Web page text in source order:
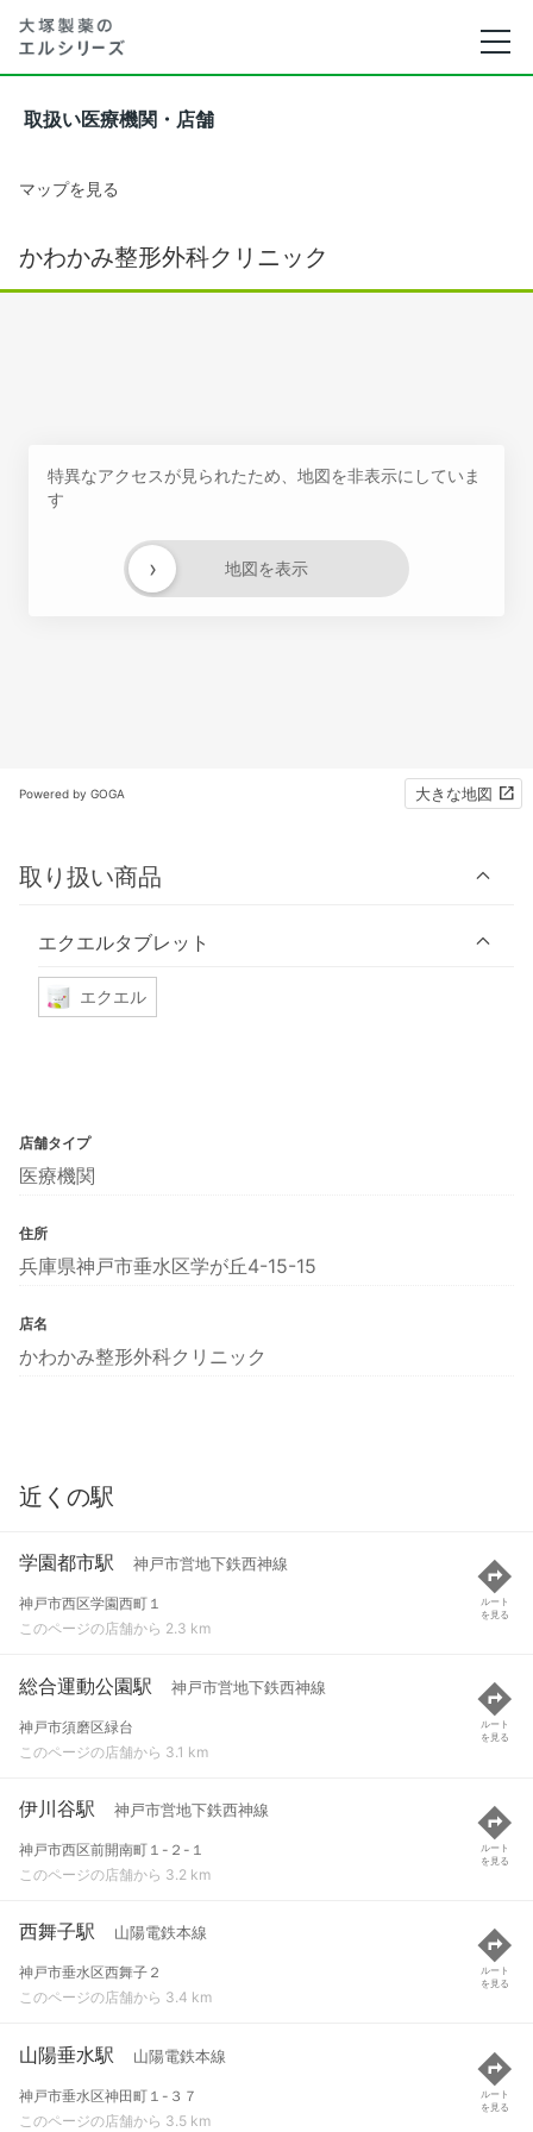
取扱い医療機関・店舗
マップを見る
かわかみ整形外科クリニック
特異なアクセスが見られたため、地図を非表示にしていま
す
地図を表示
›
Powered by GOGA 大きな地図
取り扱い商品
エクエルタブレット
エクエル
店舗タイプ
医療機関
住所
兵庫県神戸市垂水区学が丘4-15-15
店名
かわかみ整形外科クリニック
近くの駅
学園都市駅 神戸市営地下鉄西神線
神戸市西区学園西町１
このページの店舗から 2.3 km
ルート
を見る
総合運動公園駅 神戸市営地下鉄西神線
神戸市須磨区緑台
このページの店舗から 3.1 km
ルート
を見る
伊川谷駅 神戸市営地下鉄西神線
神戸市西区前開南町１-２-１
このページの店舗から 3.2 km
ルート
を見る
西舞子駅 山陽電鉄本線
神戸市垂水区西舞子２
このページの店舗から 3.4 km
ルート
を見る
山陽垂水駅 山陽電鉄本線
神戸市垂水区神田町１-３７
このページの店舗から 3.5 km
ルート
を見る